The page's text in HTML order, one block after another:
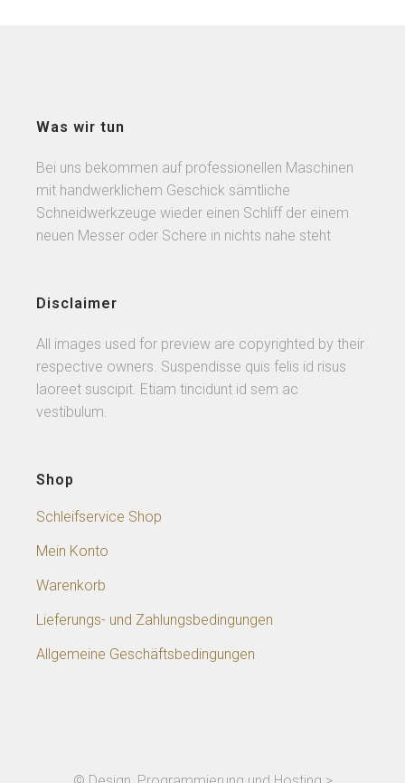
Was wir tun
Bei uns bekommen auf professionellen Maschinen
mit handwerklichem Geschick sämtliche
Schneidwerkzeuge wieder einen Schliff der einem
neuen Messer oder Schere in nichts nahe steht
Disclaimer
All images used for preview are copyrighted by their
respective owners. Suspendisse quis felis id risus
laoreet suscipit. Etiam tincidunt id sem ac
vestibulum.
Shop
Schleifservice Shop
Mein Konto
Warenkorb
Lieferungs- und Zahlungsbedingungen
Allgemeine Geschäftsbedingungen